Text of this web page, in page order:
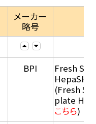
メーカー
略号
BPI
Fresh
HepaSH®
(Fresh
plate
こちら)